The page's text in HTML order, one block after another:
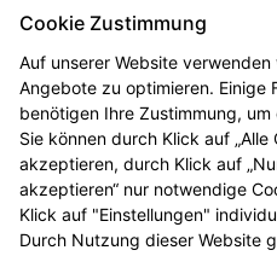
Cookie Zustimmung
Auf unserer Website
Angebote zu optimieren. Einige
benötigen Ihre Zustimmung,
Sie können durch Klick auf „Alle
akzeptieren, durch Klick auf
akzeptieren“ nur notwendige
Klick auf "Einstellungen"
Durch Nutzung dieser Website